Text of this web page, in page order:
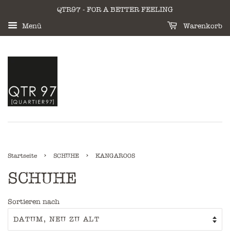
QTR97 - FOR A BETTER FEELING
Menü
Warenkorb
Startseite › SCHUHE › KANGAROOS
SCHUHE
Sortieren nach